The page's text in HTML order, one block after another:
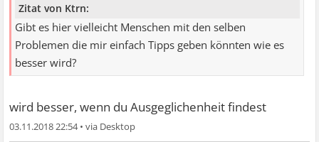
Zitat von Ktrn:
Gibt es hier vielleicht Menschen mit den selben
Problemen die mir einfach Tipps geben könnten wie es
besser wird?
wird besser, wenn du Ausgeglichenheit findest
03.11.2018 22:54•